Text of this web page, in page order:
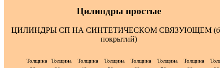
Цилиндры простые
ЦИЛИНДРЫ СП НА СИНТЕТИЧЕСКОМ СВЯЗУЮЩЕМ
покрытий)
Толщина
Толщина
Толщина
Толщина
Толщина
Толщина
Толщина